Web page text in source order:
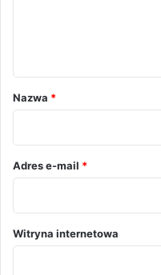
r
*
Nazwa *
Adres e-mail *
Witryna internetowa